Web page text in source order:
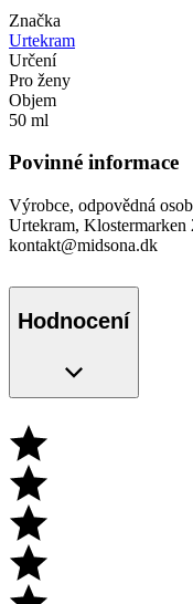
Značka
Urtekram
Určení
Pro ženy
Objem
50 ml
Povinné informace
Výrobce, odpovědná
Urtekram,
kontakt@midsona.dk
Hodnocení